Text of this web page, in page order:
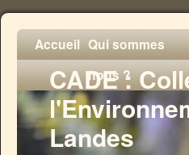
CADE :
Landes
Accueil Qui sommes
nous ?